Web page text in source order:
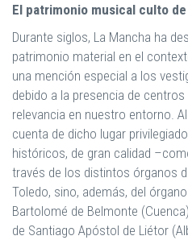
El patrimonio musical culto
Durante siglos, La Mancha ha
patrimonio material en el
una mención especial a los
debido a la presencia de
relevancia en nuestro entorno.
cuenta de dicho lugar
históricos, de gran calidad
través de los distintos órganos
Toledo, sino, además, del
Bartolomé de Belmonte
de Santiago Apóstol de Liétor